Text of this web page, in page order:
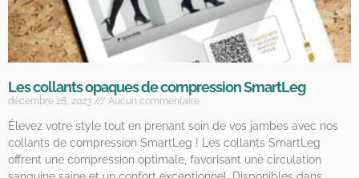
Les collants opaques de compression SmartLeg
décembre 28, 2023 Aucun commentaire
Élevez votre style tout en prenant soin de vos jambes avec nos
collants de compression SmartLeg ! Les collants SmartLeg
offrent une compression optimale, favorisant une circulation